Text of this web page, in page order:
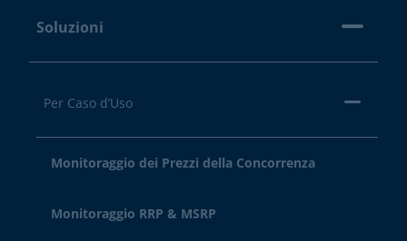
Soluzioni
Per Caso d’Uso
Monitoraggio dei Prezzi della Concorrenza
Monitoraggio RRP & MSRP